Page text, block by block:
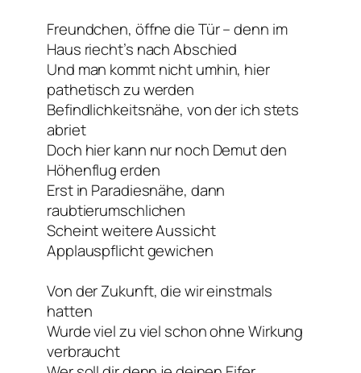
Freundchen, öffne die Tür – denn im
Haus riecht’s nach Abschied
Und man kommt nicht umhin, hier
pathetisch zu werden
Befindlichkeitsnähe, von der ich stets
abriet
Doch hier kann nur noch Demut den
Höhenflug erden
Erst in Paradiesnähe, dann
raubtierumschlichen
Scheint weitere Aussicht
Applauspflicht gewichen
Von der Zukunft, die wir einstmals
hatten
Wurde viel zu viel schon ohne Wirkung
verbraucht